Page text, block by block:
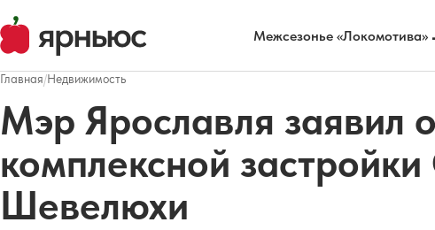
Межсезонье «Локомотива»
Главная/Недвижимость
Мэр Ярославля заявил
комплексной
Шевелюхи